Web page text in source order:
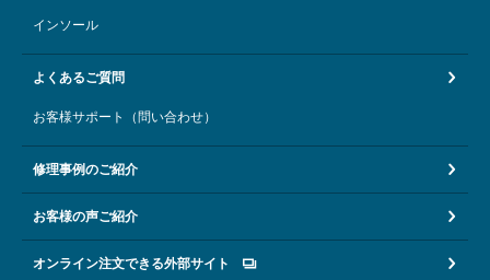
インソール
よくあるご質問
お客様サポート（問い合わせ）
修理事例のご紹介
お客様の声ご紹介
オンライン注文できる外部サイト